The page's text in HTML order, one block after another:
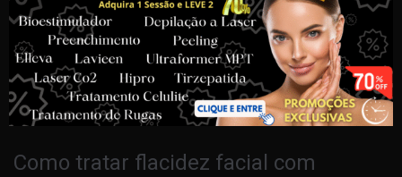
Como tratar flacidez facial com